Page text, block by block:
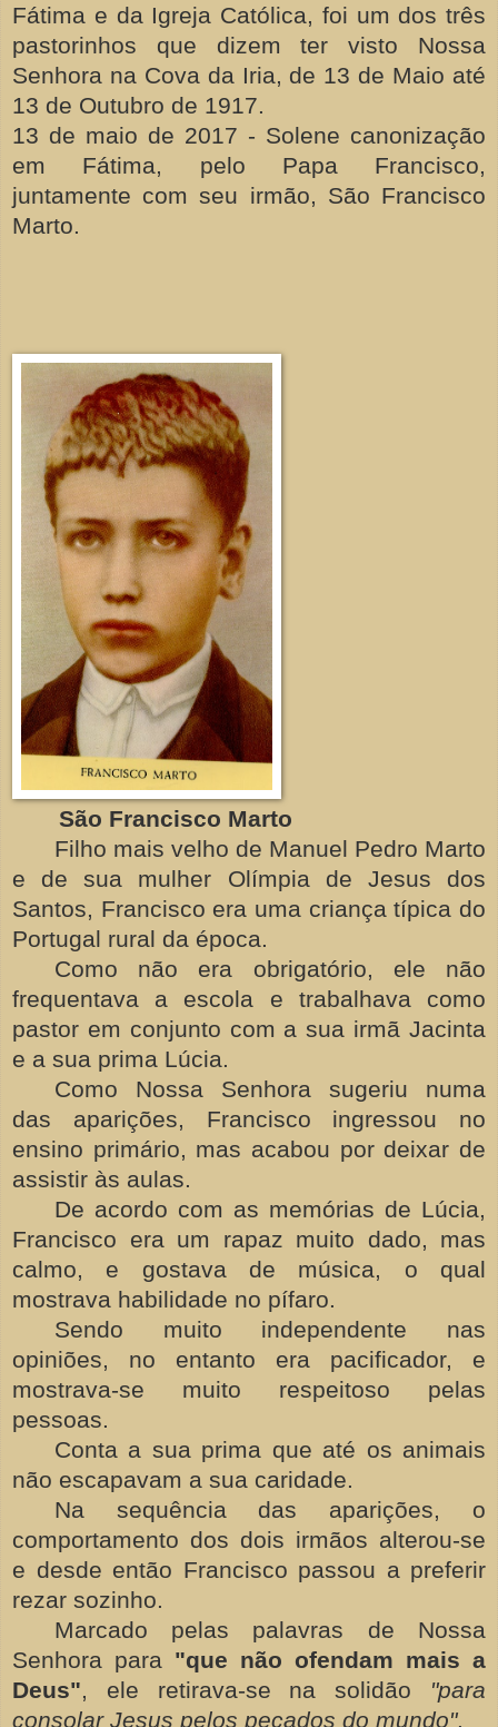
Fátima e da Igreja Católica, foi um dos três
pastorinhos que dizem ter visto Nossa
Senhora na Cova da Iria, de 13 de Maio até
13 de Outubro de 1917.
13 de maio de 2017 - Solene canonização
em Fátima, pelo Papa Francisco,
juntamente com seu irmão, São Francisco
Marto.
São Francisco Marto
Filho mais velho de Manuel Pedro Marto
e de sua mulher Olímpia de Jesus dos
Santos, Francisco era uma criança típica do
Portugal rural da época.
Como não era obrigatório, ele não
frequentava a escola e trabalhava como
pastor em conjunto com a sua irmã Jacinta
e a sua prima Lúcia.
Como Nossa Senhora sugeriu numa
das aparições, Francisco ingressou no
ensino primário, mas acabou por deixar de
assistir às aulas.
De acordo com as memórias de Lúcia,
Francisco era um rapaz muito dado, mas
calmo, e gostava de música, o qual
mostrava habilidade no pífaro.
Sendo muito independente nas
opiniões, no entanto era pacificador, e
mostrava-se muito respeitoso pelas
pessoas.
Conta a sua prima que até os animais
não escapavam a sua caridade.
Na sequência das aparições, o
comportamento dos dois irmãos alterou-se
e desde então Francisco passou a preferir
rezar sozinho.
Marcado pelas palavras de Nossa
Senhora para "que não ofendam mais a
Deus", ele retirava-se na solidão "para
consolar Jesus pelos pecados do mundo".